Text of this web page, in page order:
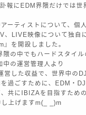
報にEDM界隈だけでは世
ーティストについて、個
、LIVE映像について独自
』を開設しました。
隈の中でもハードスタイ
中の運営管理人より
営した収益で、世界中の
過ごすために、EDM・
共にIBIZAを目指すため
上げますm(_ _)m